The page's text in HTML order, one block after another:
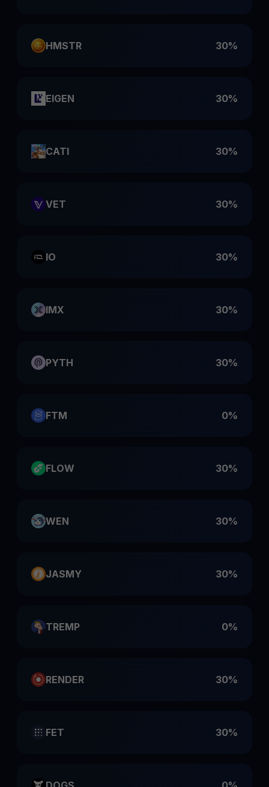
HMSTR 30%
EIGEN 30%
CATI 30%
VET 30%
IO 30%
IMX 30%
PYTH 30%
FTM 0%
FLOW 30%
WEN 30%
JASMY 30%
TREMP 0%
RENDER 30%
FET 30%